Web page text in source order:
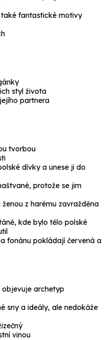
fantastické motivy
styl života
partnera
tvorbou
dívky a unese ji do
protože se jim
z harému zavražděna
kde bylo tělo polské
fonánu pokládají červená a
archetyp
sny a ideály, ale nedokáže
vinou